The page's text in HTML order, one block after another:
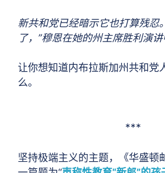
新共和党已经暗示它也打算残忍
了，”穆恩在她的州主席胜利演讲
让你想知道内布拉斯加州共和党
么。
***
坚持极端主义的主题，《华盛顿